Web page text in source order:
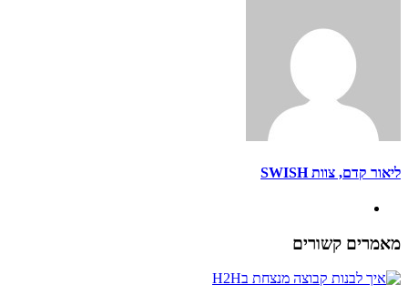
ליאור קדם, צוות SWISH
מאמרים קשורים